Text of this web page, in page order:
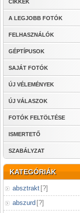
CIKKEK
A LEGJOBB FOTÓK
FELHASZNÁLÓK
GÉPTÍPUSOK
SAJÁT FOTÓK
ÚJ VÉLEMÉNYEK
ÚJ VÁLASZOK
FOTÓK FELTÖLTÉSE
ISMERTETŐ
SZABÁLYZAT
KATEGÓRIÁK
absztrakt [?]
abszurd [?]